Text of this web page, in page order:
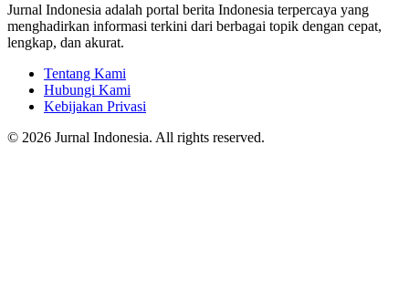
Jurnal Indonesia adalah portal berita Indonesia terpercaya yang
menghadirkan informasi terkini dari berbagai topik dengan cepat,
lengkap, dan akurat.
Tentang Kami
Hubungi Kami
Kebijakan Privasi
© 2026 Jurnal Indonesia. All rights reserved.